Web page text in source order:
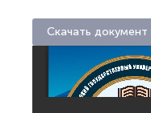
Скачать документ